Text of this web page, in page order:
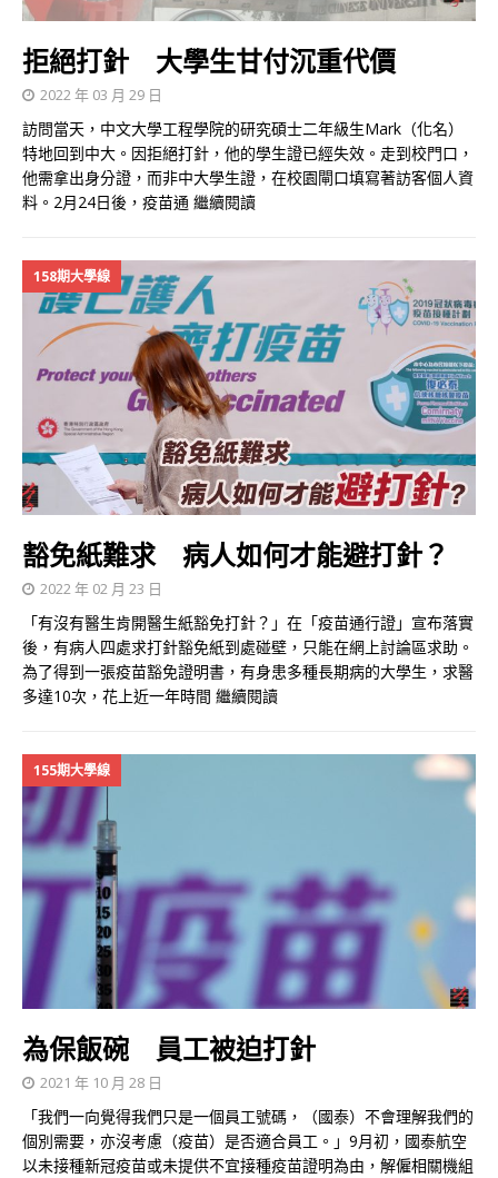
拒絕打針 大學生甘付沉重代價
2022 年 03 月 29 日
訪問當天，中文大學工程學院的研究碩士二年級生Mark（化名）
特地回到中大。因拒絕打針，他的學生證已經失效。走到校門口，
他需拿出身分證，而非中大學生證，在校園閘口填寫著訪客個人資
料。2月24日後，疫苗通 繼續閱讀
158期大學線
豁免紙難求 病人如何才能避打針？
2022 年 02 月 23 日
「有沒有醫生肯開醫生紙豁免打針？」在「疫苗通行證」宣布落實
後，有病人四處求打針豁免紙到處碰壁，只能在網上討論區求助。
為了得到一張疫苗豁免證明書，有身患多種長期病的大學生，求醫
多達10次，花上近一年時間 繼續閱讀
155期大學線
為保飯碗 員工被迫打針
2021 年 10 月 28 日
「我們一向覺得我們只是一個員工號碼，（國泰）不會理解我們的
個別需要，亦沒考慮（疫苗）是否適合員工。」9月初，國泰航空
以未接種新冠疫苗或未提供不宜接種疫苗證明為由，解僱相關機組